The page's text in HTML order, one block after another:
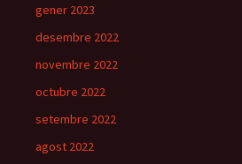
gener 2023
desembre 2022
novembre 2022
octubre 2022
setembre 2022
agost 2022